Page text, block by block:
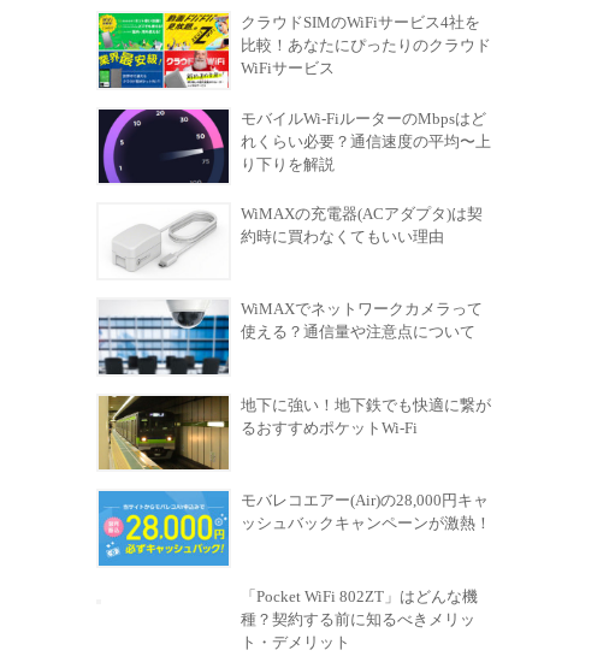
クラウドSIMのWiFiサービス4社を
比較！あなたにぴったりのクラウド
WiFiサービス
モバイルWi-FiルーターのMbpsはど
れくらい必要？通信速度の平均〜上
り下りを解説
WiMAXの充電器(ACアダプタ)は契
約時に買わなくてもいい理由
WiMAXでネットワークカメラって
使える？通信量や注意点について
地下に強い！地下鉄でも快適に繋が
るおすすめポケットWi-Fi
モバレコエアー(Air)の28,000円キャ
ッシュバックキャンペーンが激熱！
「Pocket WiFi 802ZT」はどんな機
種？契約する前に知るべきメリッ
ト・デメリット